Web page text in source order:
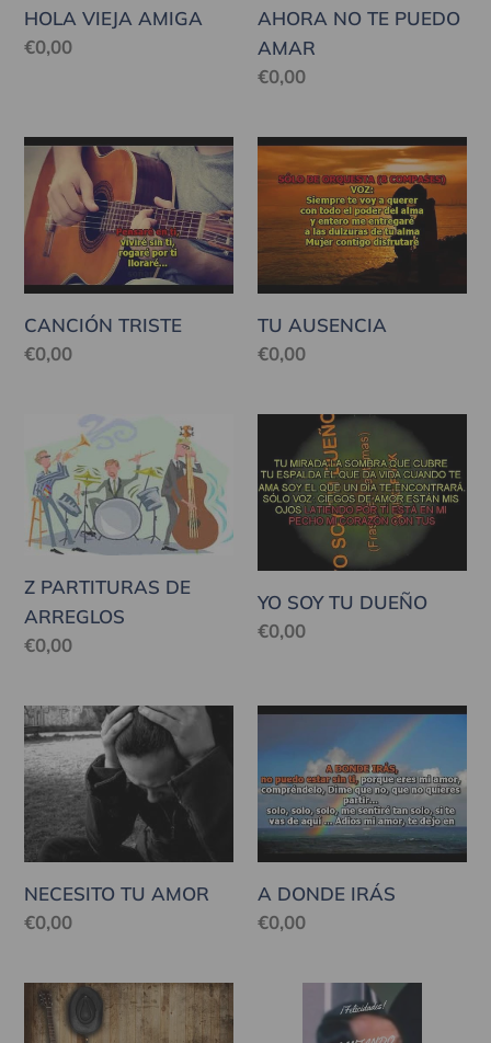
HOLA VIEJA AMIGA
Precio
€0,00
AHORA NO TE PUEDO
AMAR
Precio
€0,00
CANCIÓN
TRISTE
CANCIÓN TRISTE
Precio
€0,00
TU
AUSENCIA
TU AUSENCIA
Precio
€0,00
PARTITURAS
DE
ARREGLOS
Z PARTITURAS DE
ARREGLOS
Precio
€0,00
SOY
TU
DUEÑO
YO SOY TU DUEÑO
Precio
€0,00
NECESITO
TU
AMOR
NECESITO TU AMOR
Precio
€0,00
A
DONDE
IRÁS
A DONDE IRÁS
Precio
€0,00
AMOR
PERDIDO
CANTANDO